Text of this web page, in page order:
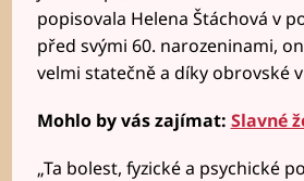
popisovala Helena Štáchová v
před svými 60. narozeninami,
velmi statečně a díky obrovské
Mohlo by vás zajímat: Slavné
„Ta bolest, fyzické a psychické